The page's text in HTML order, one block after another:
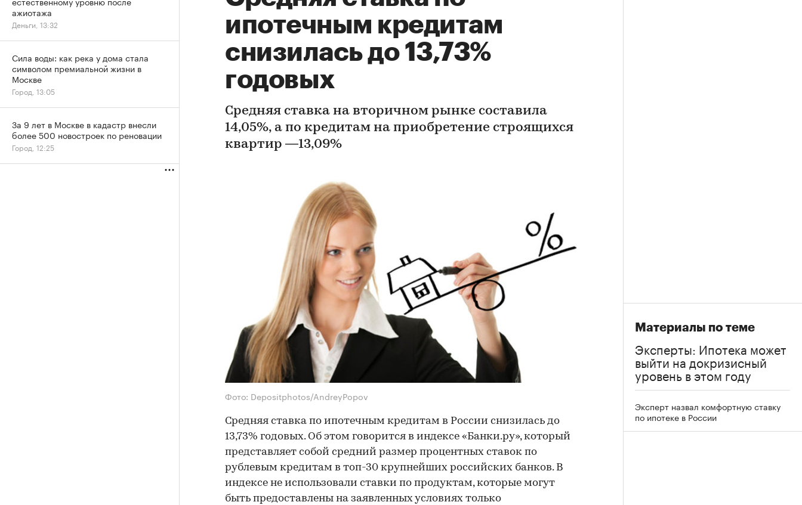
ипотечным кредитам
снизилась до 13,73%
годовых
Средняя ставка на вторичном рынке составила
14,05%, а по кредитам на приобретение строящихся
квартир —13,09%
Фото: Depositphotos/AndreyPopov
Средняя ставка по ипотечным кредитам в России снизилась до
13,73% годовых. Об этом говорится в индексе «Банки.ру», который
представляет собой средний размер процентных ставок по
рублевым кредитам в топ-30 крупнейших российских банков. В
индексе не использовали ставки по продуктам, которые могут
быть предоставлены на заявленных условиях только
Материалы по теме
Эксперты: Ипотека может
выйти на докризисный
уровень в этом году
Эксперт назвал комфортную ставку
по ипотеке в России
ажиотажа
Деньги, 13:32
Сила воды: как река у дома стала
символом премиальной жизни в
Москве
Город, 13:05
За 9 лет в Москве в кадастр внесли
более 500 новостроек по реновации
Город, 12:25